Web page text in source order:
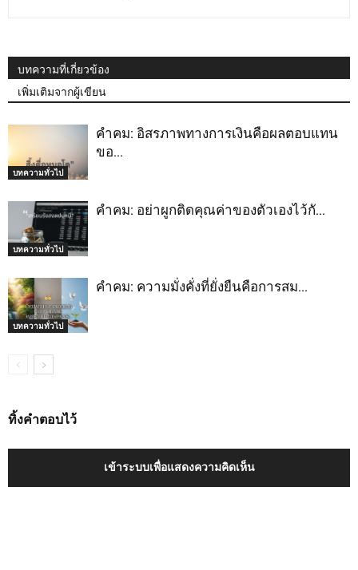
บทความที่เกี่ยวข้อง
เพิ่มเติมจากผู้เขียน
บทความทั่วไป
คำคม: อิสรภาพทางการเงินคือผลตอบแทน
ขอ…
บทความทั่วไป
คำคม: อย่าผูกติดคุณค่าของตัวเองไว้กั…
บทความทั่วไป
คำคม: ความมั่งคั่งที่ยั่งยืนคือการสม…
ทิ้งคำตอบไว้
เข้าระบบเพื่อแสดงความคิดเห็น